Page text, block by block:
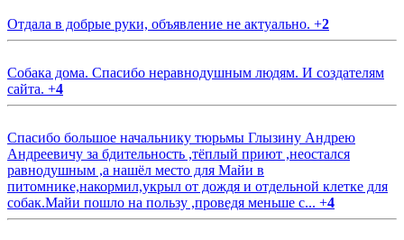
Отдала в добрые руки, объявление не актуально. +2
Собака дома. Спасибо неравнодушным людям. И создателям
сайта. +4
Спасибо большое начальнику тюрьмы Глызину Андрею
Андреевичу за бдительность ,тёплый приют ,неостался
равнодушным ,а нашёл место для Майи в
питомнике,накормил,укрыл от дождя и отдельной клетке для
собак.Майи пошло на пользу ,проведя меньше с... +4